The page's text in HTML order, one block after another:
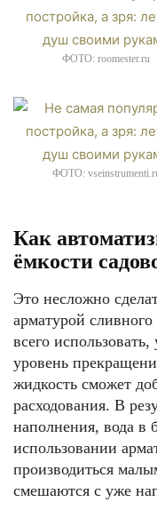
ФОТО: roomester.ru
ФОТО:
Как
ёмкости
Это несложно
арматурой
всего
уровень
жидкость сможет
расходования. В
наполнения, вода в
использовании
производиться
смешаются с уже